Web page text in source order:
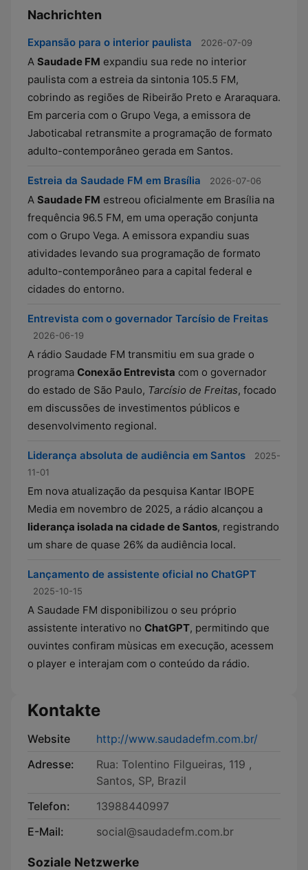
Nachrichten
Expansão para o interior paulista 2026-07-09
A Saudade FM expandiu sua rede no interior
paulista com a estreia da sintonia 105.5 FM,
cobrindo as regiões de Ribeirão Preto e Araraquara.
Em parceria com o Grupo Vega, a emissora de
Jaboticabal retransmite a programação de formato
adulto-contemporâneo gerada em Santos.
Estreia da Saudade FM em Brasília 2026-07-06
A Saudade FM estreou oficialmente em Brasília na
frequência 96.5 FM, em uma operação conjunta
com o Grupo Vega. A emissora expandiu suas
atividades levando sua programação de formato
adulto-contemporâneo para a capital federal e
cidades do entorno.
Entrevista com o governador Tarcísio de Freitas
2026-06-19
A rádio Saudade FM transmitiu em sua grade o
programa Conexão Entrevista com o governador
do estado de São Paulo, Tarcísio de Freitas, focado
em discussões de investimentos públicos e
desenvolvimento regional.
Liderança absoluta de audiência em Santos
2025-
11-01
Em nova atualização da pesquisa Kantar IBOPE
Media em novembro de 2025, a rádio alcançou a
liderança isolada na cidade de Santos, registrando
um share de quase 26% da audiência local.
Lançamento de assistente oficial no ChatGPT
2025-10-15
A Saudade FM disponibilizou o seu próprio
assistente interativo no ChatGPT, permitindo que
ouvintes confiram mùsicas em execução, acessem
o player e interajam com o conteúdo da rádio.
Kontakte
Website
http://www.saudadefm.com.br/
Adresse:
Rua: Tolentino Filgueiras, 119 ,
Santos, SP, Brazil
Telefon:
13988440997
E-Mail:
social@saudadefm.com.br
Soziale Netzwerke